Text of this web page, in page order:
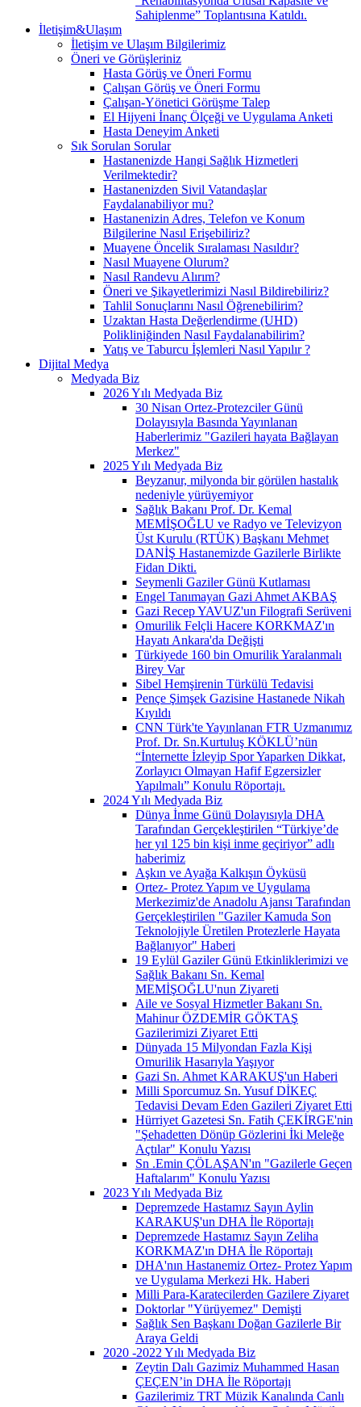
Sahiplenme” Toplantısına Katıldı.
İletişim&Ulaşım
İletişim ve Ulaşım Bilgilerimiz
Öneri ve Görüşleriniz
Hasta Görüş ve Öneri Formu
Çalışan Görüş ve Öneri Formu
Çalışan-Yönetici Görüşme Talep
El Hijyeni İnanç Ölçeği ve Uygulama Anketi
Hasta Deneyim Anketi
Sık Sorulan Sorular
Hastanenizde Hangi Sağlık Hizmetleri
Verilmektedir?
Hastanenizden Sivil Vatandaşlar
Faydalanabiliyor mu?
Hastanenizin Adres, Telefon ve Konum
Bilgilerine Nasıl Erişebiliriz?
Muayene Öncelik Sıralaması Nasıldır?
Nasıl Muayene Olurum?
Nasıl Randevu Alırım?
Öneri ve Şikayetlerimizi Nasıl Bildirebiliriz?
Tahlil Sonuçlarını Nasıl Öğrenebilirim?
Uzaktan Hasta Değerlendirme (UHD)
Polikliniğinden Nasıl Faydalanabilirim?
Yatış ve Taburcu İşlemleri Nasıl Yapılır ?
Dijital Medya
Medyada Biz
2026 Yılı Medyada Biz
30 Nisan Ortez-Protezciler Günü
Dolayısıyla Basında Yayınlanan
Haberlerimiz "Gazileri hayata Bağlayan
Merkez"
2025 Yılı Medyada Biz
Beyzanur, milyonda bir görülen hastalık
nedeniyle yürüyemiyor
Sağlık Bakanı Prof. Dr. Kemal
MEMİŞOĞLU ve Radyo ve Televizyon
Üst Kurulu (RTÜK) Başkanı Mehmet
DANİŞ Hastanemizde Gazilerle Birlikte
Fidan Dikti.
Seymenli Gaziler Günü Kutlaması
Engel Tanımayan Gazi Ahmet AKBAŞ
Gazi Recep YAVUZ'un Filografi Serüveni
Omurilik Felçli Hacere KORKMAZ'ın
Hayatı Ankara'da Değişti
Türkiyede 160 bin Omurilik Yaralanmalı
Birey Var
Sibel Hemşirenin Türkülü Tedavisi
Pençe Şimşek Gazisine Hastanede Nikah
Kıyıldı
CNN Türk'te Yayınlanan FTR Uzmanımız
Prof. Dr. Sn.Kurtuluş KÖKLÜ’nün
“İnternette İzleyip Spor Yaparken Dikkat,
Zorlayıcı Olmayan Hafif Egzersizler
Yapılmalı” Konulu Röportajı.
2024 Yılı Medyada Biz
Dünya İnme Günü Dolayısıyla DHA
Tarafından Gerçekleştirilen “Türkiye’de
her yıl 125 bin kişi inme geçiriyor” adlı
haberimiz
Aşkın ve Ayağa Kalkışın Öyküsü
Ortez- Protez Yapım ve Uygulama
Merkezimiz'de Anadolu Ajansı Tarafından
Gerçekleştirilen "Gaziler Kamuda Son
Teknolojiyle Üretilen Protezlerle Hayata
Bağlanıyor" Haberi
19 Eylül Gaziler Günü Etkinliklerimizi ve
Sağlık Bakanı Sn. Kemal
MEMİŞOĞLU'nun Ziyareti
Aile ve Sosyal Hizmetler Bakanı Sn.
Mahinur ÖZDEMİR GÖKTAŞ
Gazilerimizi Ziyaret Etti
Dünyada 15 Milyondan Fazla Kişi
Omurilik Hasarıyla Yaşıyor
Gazi Sn. Ahmet KARAKUŞ'un Haberi
Milli Sporcumuz Sn. Yusuf DİKEÇ
Tedavisi Devam Eden Gazileri Ziyaret Etti
Hürriyet Gazetesi Sn. Fatih ÇEKİRGE'nin
"Şehadetten Dönüp Gözlerini İki Meleğe
Açtılar" Konulu Yazısı
Sn .Emin ÇÖLAŞAN'ın "Gazilerle Geçen
Haftalarım" Konulu Yazısı
2023 Yılı Medyada Biz
Depremzede Hastamız Sayın Aylin
KARAKUŞ'un DHA İle Röportajı
Depremzede Hastamız Sayın Zeliha
KORKMAZ'ın DHA İle Röportajı
DHA'nın Hastanemiz Ortez- Protez Yapım
ve Uygulama Merkezi Hk. Haberi
Milli Para-Karatecilerden Gazilere Ziyaret
Doktorlar "Yürüyemez" Demişti
Sağlık Sen Başkanı Doğan Gazilerle Bir
Araya Geldi
2020 -2022 Yılı Medyada Biz
Zeytin Dalı Gazimiz Muhammed Hasan
ÇEÇEN’in DHA İle Röportajı
Gazilerimiz TRT Müzik Kanalında Canlı